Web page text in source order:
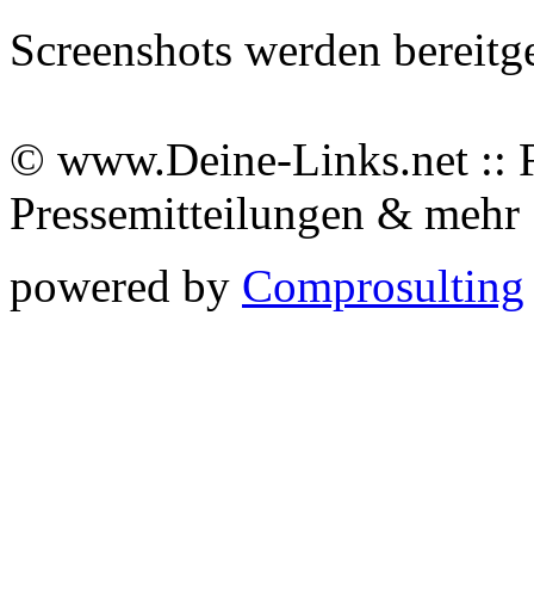
Screenshots werden
© www.Deine-Links.net ::
Pressemitteilungen &
powered by Comprosulting